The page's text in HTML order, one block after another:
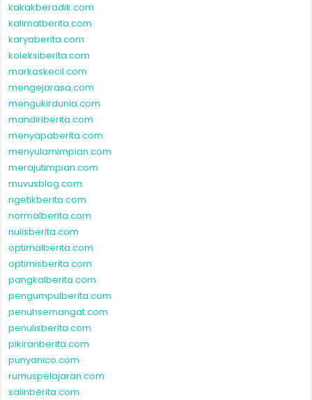
kakakberadik.com
kalimatberita.com
karyaberita.com
koleksiberita.com
markaskecil.com
mengejarasa.com
mengukirdunia.com
mandiriberita.com
menyapaberita.com
menyulamimpian.com
merajutimpian.com
muvusblog.com
ngetikberita.com
normalberita.com
nulisberita.com
optimalberita.com
optimisberita.com
pangkalberita.com
pengumpulberita.com
penuhsemangat.com
penulisberita.com
pikiranberita.com
punyanico.com
rumuspelajaran.com
salinberita.com